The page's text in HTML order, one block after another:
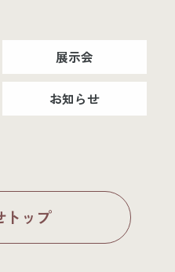
展示会
お知らせ
トップ